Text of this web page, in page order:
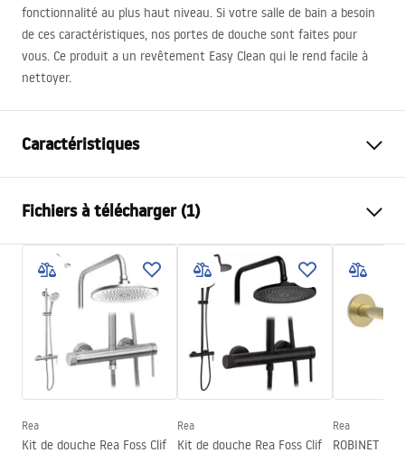
fonctionnalité au plus haut niveau. Si votre salle de bain a besoin
de ces caractéristiques, nos portes de douche sont faites pour
vous. Ce produit a un revêtement Easy Clean qui le rend facile à
nettoyer.
Caractéristiques
Taille de la porte
Direction de la porte
Universel(le)
Épaisseur du verre
6 mm
Hauteur de la porte de douche
cm
Largeur de l'entrée
Matériel des profils
aluminium
Matériel des poignées
Aluminium
Sens de l'ouverture
Fichiers à télécharger (1)
Manual
Instrukcja Drzwi Montana.pdf
Rea
Kit de douche Rea Foss Clif
Rea
Kit de douche Rea Foss Clif
Rea
ROBINET